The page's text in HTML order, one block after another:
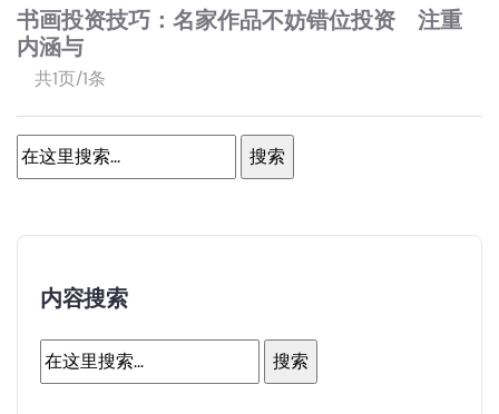
书画投资技巧：名家作品不妨错位投资 注重
内涵与
共1页/1条
内容搜索